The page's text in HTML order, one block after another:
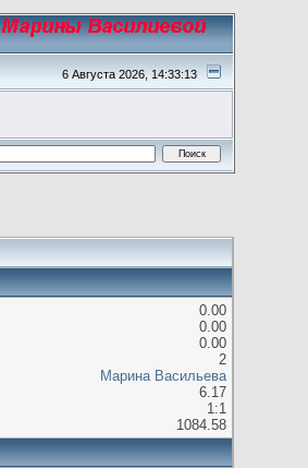
6 Августа 2026, 14:33:13
0.00
0.00
0.00
2
Марина Васильева
6.17
1:1
1084.58